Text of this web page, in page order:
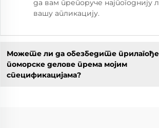
да вам препоруче најпогоднију
вашу апликацију.
Можете ли да обезбедите
поморске делове према мојим
спецификацијама?